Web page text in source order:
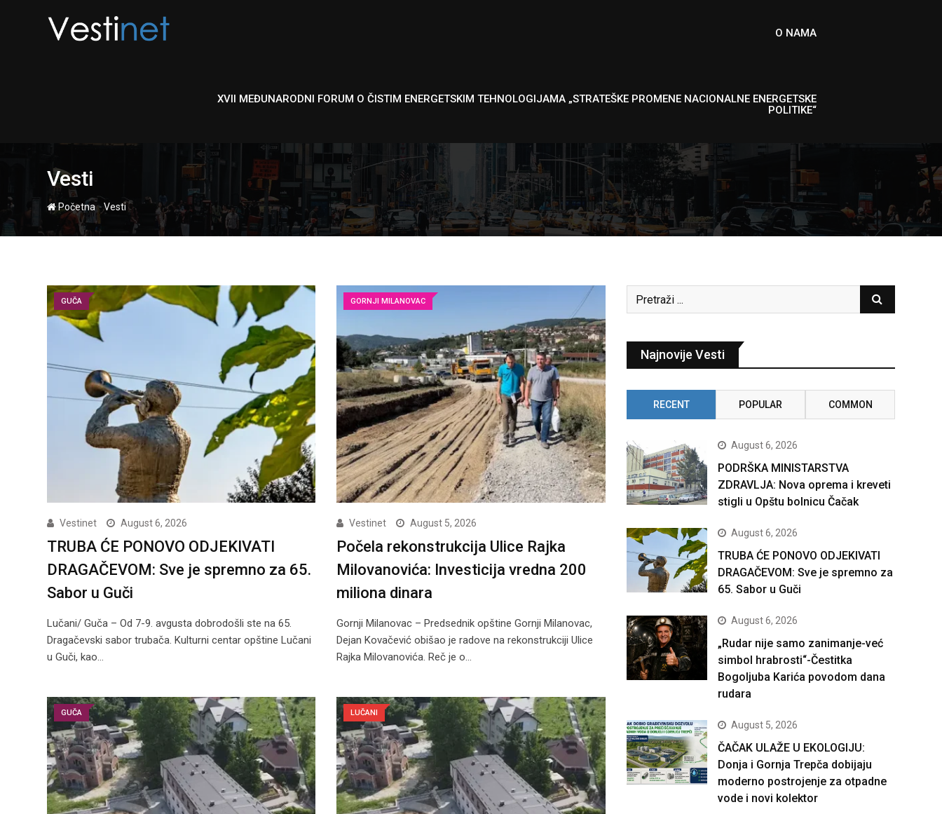
O NAMA
XVII MEĐUNARODNI FORUM O ČISTIM ENERGETSKIM TEHNOLOGIJAMA „STRATEŠKE PROMENE NACIONALNE ENERGETSKE
POLITIKE“
Vesti
Početna-Vesti
GUČA
Vestinet August 6, 2026
TRUBA ĆE PONOVO ODJEKIVATI
DRAGAČEVOM: Sve je spremno za 65.
Sabor u Guči
Lučani/ Guča – Od 7-9. avgusta dobrodošli ste na 65.
Dragačevski sabor trubača. Kulturni centar opštine Lučani
u Guči, kao…
GORNJI MILANOVAC
Vestinet August 5, 2026
Počela rekonstrukcija Ulice Rajka
Milovanovića: Investicija vredna 200
miliona dinara
Gornji Milanovac – Predsednik opštine Gornji Milanovac,
Dejan Kovačević obišao je radove na rekonstrukciji Ulice
Rajka Milovanovića. Reč je o…
GUČA LUČANI
Najnovije Vesti
RECENT POPULAR COMMON
August 6, 2026
PODRŠKA MINISTARSTVA
ZDRAVLJA: Nova oprema i kreveti
stigli u Opštu bolnicu Čačak
August 6, 2026
TRUBA ĆE PONOVO ODJEKIVATI
DRAGAČEVOM: Sve je spremno za
65. Sabor u Guči
August 6, 2026
„Rudar nije samo zanimanje-već
simbol hrabrosti“-Čestitka
Bogoljuba Karića povodom dana
rudara
August 5, 2026
ČAČAK ULAŽE U EKOLOGIJU:
Donja i Gornja Trepča dobijaju
moderno postrojenje za otpadne
vode i novi kolektor